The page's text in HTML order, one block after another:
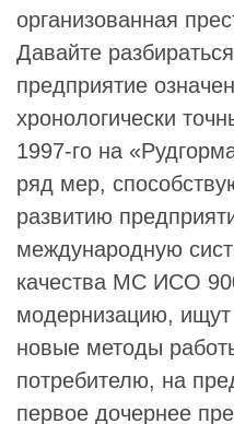
организованная
Давайте
предприятие
хронологически
1997-го на
ряд мер,
развитию
международную
качества МС ИСО
модернизацию,
новые методы
потребителю, на
первое дочернее